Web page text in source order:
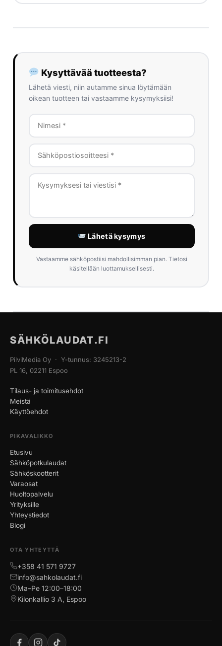
Kysyttävää tuotteesta?
Lähetä viesti, niin autamme sinua löytämään
oikean tuotteen tai vastaamme kysymyksiisi!
Lähetä kysymys
Vastaamme sähköpostiisi mahdollisimman pian. Tietosi
käsitellään luottamuksellisesti.
SÄHKÖLAUDAT.FI
PilviMedia Oy · Y-tunnus: 3245213-2
PL 16, 02211 Espoo
Tilaus- ja toimitusehdot
Meistä
Käyttöehdot
PIKAVALIKKO
Etusivu
Sähköpotkulaudat
Sähköskootterit
Varaosat
Huoltopalvelu
Yrityksille
Yhteystiedot
Blogi
OTA YHTEYTTÄ
+358 41 571 9727
info@sahkolaudat.fi
Ma–Pe 12:00–18:00
Kilonkallio 3 A, Espoo